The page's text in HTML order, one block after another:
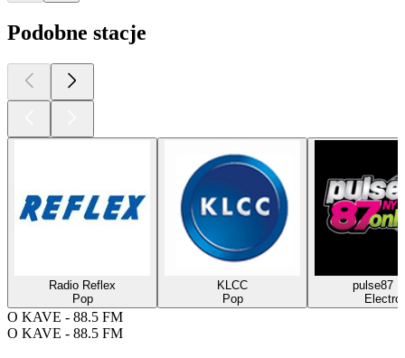
Podobne stacje
Radio Reflex
Pop
KLCC
Pop
pulse87
Electro
O KAVE - 88.5 FM
O KAVE - 88.5 FM